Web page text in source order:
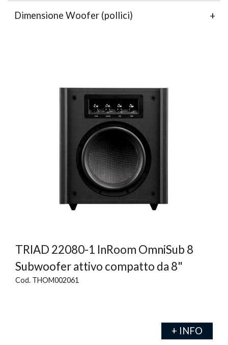
Dimensione Woofer (pollici)
TRIAD 22080-1 InRoom OmniSub 8
Subwoofer attivo compatto da 8"
Cod. THOM002061
+ INFO